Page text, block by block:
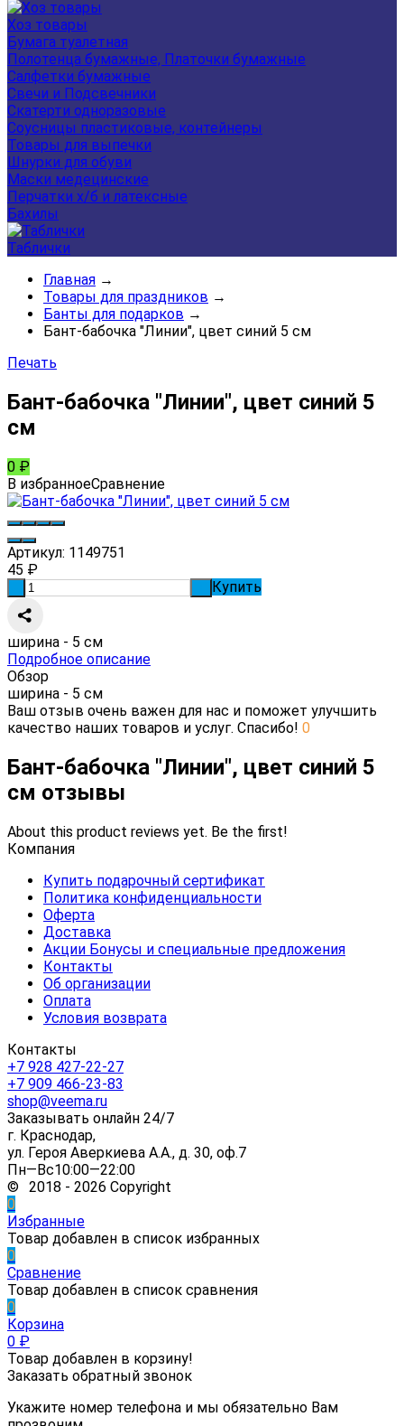
Хоз товары
Бумага туалетная
Полотенца бумажные, Платочки бумажные
Салфетки бумажные
Свечи и Подсвечники
Скатерти одноразовые
Соусницы пластиковые, контейнеры
Товары для выпечки
Шнурки для обуви
Маски медецинские
Перчатки х/б и латексные
Бахилы
Таблички
Главная →
Товары для праздников →
Банты для подарков →
Бант-бабочка "Линии", цвет синий 5 см
Печать
Бант-бабочка "Линии", цвет синий 5
см
0 ₽
В избранноеСравнение
Артикул: 1149751
45 ₽
Купить
ширина - 5 см
Подробное описание
Обзор
ширина - 5 см
Ваш отзыв очень важен для нас и поможет улучшить
качество наших товаров и услуг. Спасибо! 0
Бант-бабочка "Линии", цвет синий 5
см отзывы
About this product reviews yet. Be the first!
Компания
Купить подарочный сертификат
Политика конфиденциальности
Оферта
Доставка
Акции Бонусы и специальные предложения
Контакты
Об организации
Оплата
Условия возврата
Контакты
+7 928 427-22-27
+7 909 466-23-83
shop@veema.ru
Заказывать онлайн 24/7
г. Краснодар,
ул. Героя Аверкиева А.А., д. 30, оф.7
Пн—Вс10:00—22:00
© 2018 - 2026 Copyright
0
Избранные
Товар добавлен в список избранных
0
Сравнение
Товар добавлен в список сравнения
0
Корзина
0 ₽
Товар добавлен в корзину!
Заказать обратный звонок
Укажите номер телефона и мы обязательно Вам